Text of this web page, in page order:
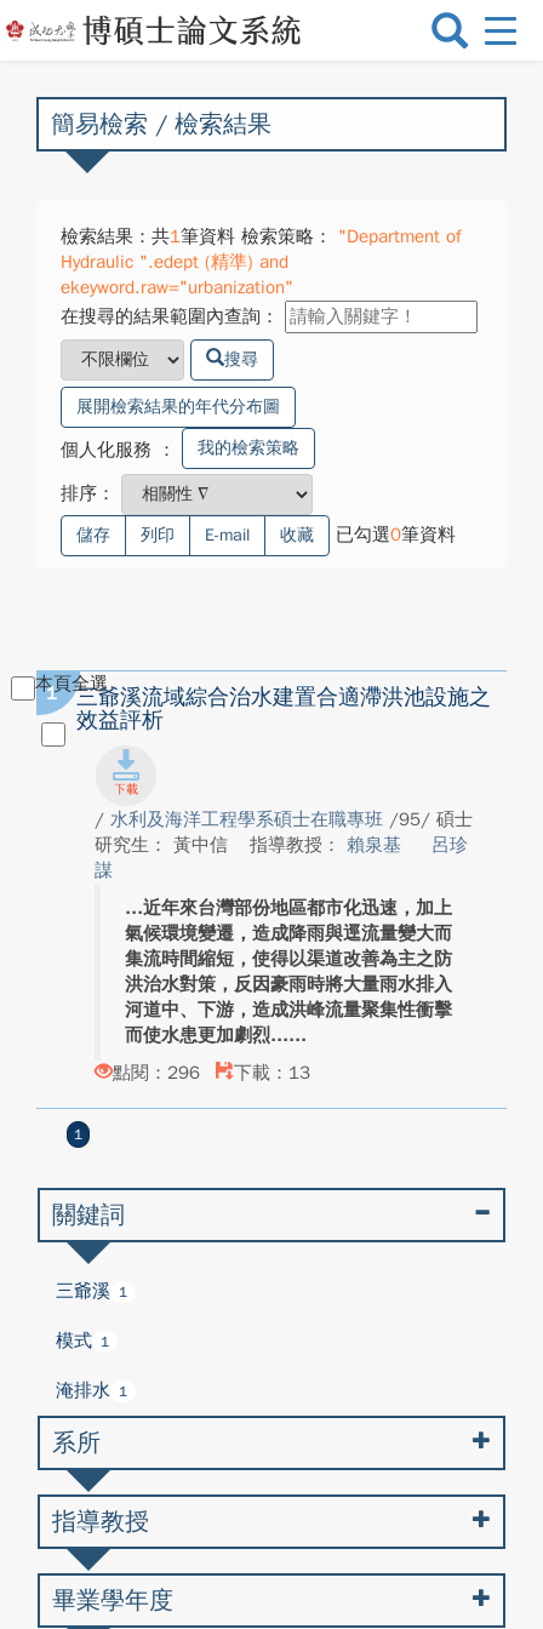
選
換
簡易檢索 / 檢索結果
檢索結果：共1筆資料 檢索策略：
"Department of
Hydraulic ".edept (精準) and
ekeyword.raw="urbanization"
在搜尋的結果範圍內查詢：
搜尋
展開檢索結果的年代分布圖
個人化服務 ： 我的檢索策略
排序：
儲存 列印 E-mail 收藏 已勾選0筆資料
本頁全選
1
三爺溪流域綜合治水建置合適滯洪池設施之
效益評析
/ 水利及海洋工程學系碩士在職專班 /95/ 碩士
研究生： 黃中信
指導教授： 賴泉基
呂珍
謀
近年來台灣部份地區都市化迅速，加上
氣候環境變遷，造成降雨與逕流量變大而
集流時間縮短，使得以渠道改善為主之防
洪治水對策，反因豪雨時將大量雨水排入
河道中、下游，造成洪峰流量聚集性衝擊
而使水患更加劇烈...
點閱：296
下載：13
1
關鍵詞
三爺溪 1
模式 1
淹排水 1
系所
指導教授
畢業學年度